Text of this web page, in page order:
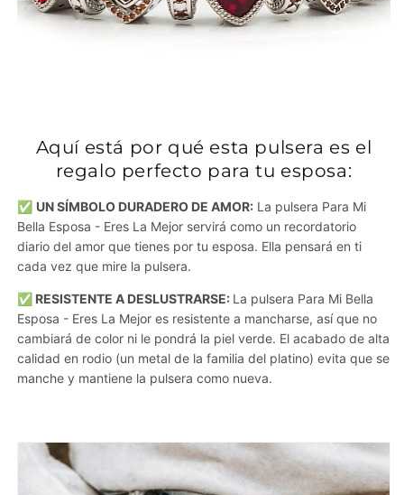
Aquí está por qué esta pulsera es el
regalo perfecto para tu esposa:
✅ UN SÍMBOLO DURADERO DE AMOR: La pulsera Para Mi
Bella Esposa - Eres La Mejor servirá como un recordatorio
diario del amor que tienes por tu esposa. Ella pensará en ti
cada vez que mire la pulsera.
✅ RESISTENTE A DESLUSTRARSE: La pulsera Para Mi Bella
Esposa - Eres La Mejor es resistente a mancharse, así que no
cambiará de color ni le pondrá la piel verde. El acabado de alta
calidad en rodio (un metal de la familia del platino) evita que se
manche y mantiene la pulsera como nueva.